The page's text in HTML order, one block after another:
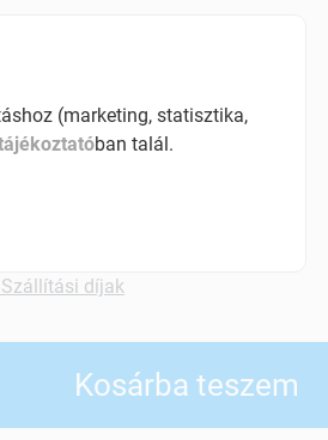
Szállítási díjak
Kosárba teszem
(marketing, statisztika,
ban talál.